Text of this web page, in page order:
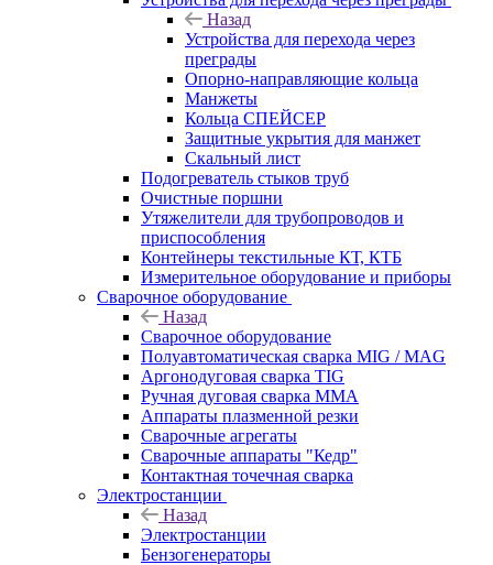
Назад
Устройства для перехода через
преграды
Опорно-направляющие кольца
Манжеты
Кольца СПЕЙСЕР
Защитные укрытия для манжет
Скальный лист
Подогреватель стыков труб
Очистные поршни
Утяжелители для трубопроводов и
приспособления
Контейнеры текстильные КТ, КТБ
Измерительное оборудование и приборы
Сварочное оборудование
Назад
Сварочное оборудование
Полуавтоматическая сварка MIG / MAG
Аргонодуговая сварка TIG
Ручная дуговая сварка ММА
Аппараты плазменной резки
Сварочные агрегаты
Сварочные аппараты "Кедр"
Контактная точечная сварка
Электростанции
Назад
Электростанции
Бензогенераторы